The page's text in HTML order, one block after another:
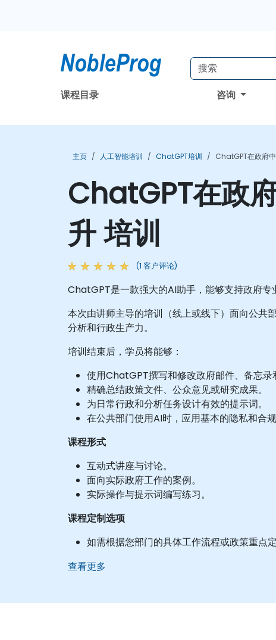
课程目录 咨询
主页 人工智能培训 ChatGPT培训 ChatGPT在政府
ChatGPT在政
升 培训
(1 客户评论)
ChatGPT是一款强大的AI助手，能够支持政府专
本次由讲师主导的培训（线上或线下）面向公共
分析和行政生产力。
培训结束后，学员将能够：
使用ChatGPT撰写和修改政府邮件、备忘录
精确总结政策文件、公众意见或研究成果。
为日常行政和分析任务设计有效的提示词。
在公共部门使用AI时，应用基本的隐私和合规
课程形式
互动式讲座与讨论。
面向实际政府工作的案例。
实际操作与提示词编写练习。
课程定制选项
如需根据您部门的具体工作流程或政策重点
查看更多